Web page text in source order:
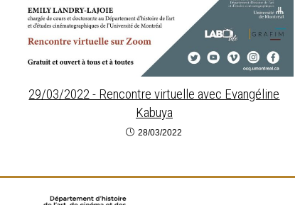
29/03/2022 - Rencontre virtuelle avec Evangéline
Kabuya
28/03/2022